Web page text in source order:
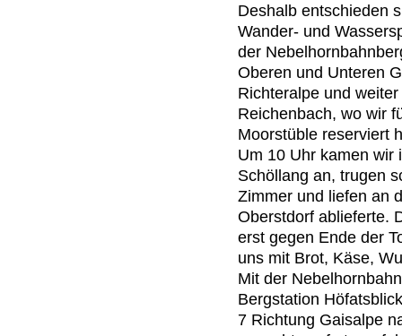
Deshalb entschieden
Wander- und
der
Oberen und Unteren
Richteralpe und
Reichenbach, wo wir
Moorstüble reserviert
Um 10 Uhr kamen wir
Schöllang an, trugen
Zimmer und liefen an
Oberstdorf ablieferte.
erst gegen Ende der
uns mit Brot, Käse,
Mit der
Bergstation
7 Richtung Gaisalpe